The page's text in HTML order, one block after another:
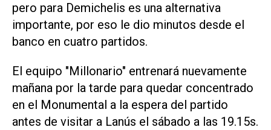
pero para Demichelis es una alternativa
importante, por eso le dio minutos desde el
banco en cuatro partidos.
El equipo "Millonario" entrenará nuevamente
mañana por la tarde para quedar concentrado
en el Monumental a la espera del partido
antes de visitar a Lanús el sábado a las 19.15s.